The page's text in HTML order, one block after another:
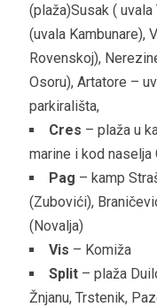
(plaža)Susak (
(uvala Kambunare),
Rovenskoj),
Osoru), Artatore –
parkirališta,
Cres – plaža u
marine i kod naselja
Pag – kamp
(Zubovići),
(Novalja)
Vis – Komiža
Split– plaža
Žnjanu, Trstenik,